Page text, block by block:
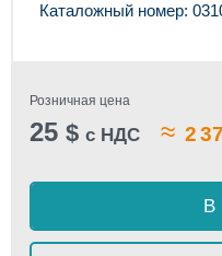
Каталожный номер:
Розничная цена
25 $ с НДС ≈ 2
В